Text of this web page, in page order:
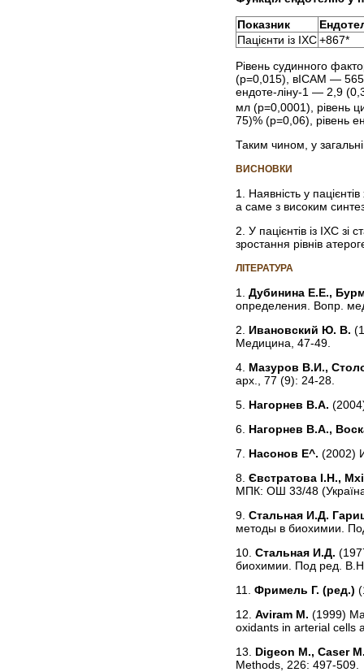
Показник
Пацієнти із ІХС+867*
Рівень судинного
(р=0,015), вІСАМ — 565
ендоте-ліну-1 — 2,9
мл (р=0,0001), рівень
75)% (р=0,06), рівень
Таким чином, у
ВИСНОВКИ
1. Наявність у
а саме з високим
2. У пацієнтів із ІХС
зростання рівнів
ЛІТЕРАТУРА
1. Дубинина Е.Е.,
определения. Вопр.
2. Ивановский Ю. В.
Медицина, 47-49.
4. Мазуров В.И.,
арх., 77 (9): 24-28.
5. Нагорнев В.А.
6. Нагорнев В.А.,
7. Насонов E^. (2002)
8. Євстратова І.Н.,
МПК: ОШ 33/48
9. Стальная И.Д.
методы в биохимии.
10. Стальная И.Д.
биохимии. Под ред.
11. Фримель Г. (ред.)
12. Aviram M. (1999)
oxidants in arterial cells
13. Digeon M., Caser
Methods, 226: 497-509.